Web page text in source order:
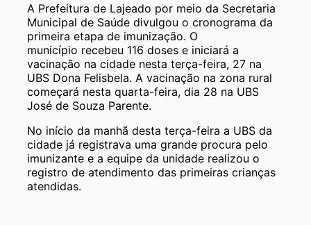
A Prefeitura de Lajeado por meio da Secretaria
Municipal de Saúde divulgou o cronograma da
primeira etapa de imunização. O
município recebeu 116 doses e iniciará a
vacinação na cidade nesta terça-feira, 27 na
UBS Dona Felisbela. A vacinação na zona rural
começará nesta quarta-feira, dia 28 na UBS
José de Souza Parente.
No início da manhã desta terça-feira a UBS da
cidade já registrava uma grande procura pelo
imunizante e a equipe da unidade realizou o
registro de atendimento das primeiras crianças
atendidas.